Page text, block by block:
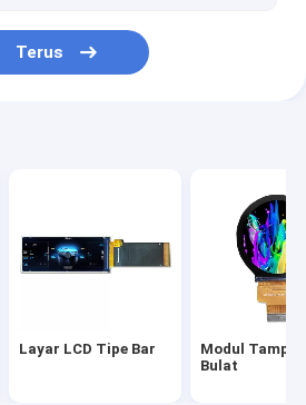
luas
Tinggi
tft
Terus
Layar LCD Tipe Bar
Modul
Bulat